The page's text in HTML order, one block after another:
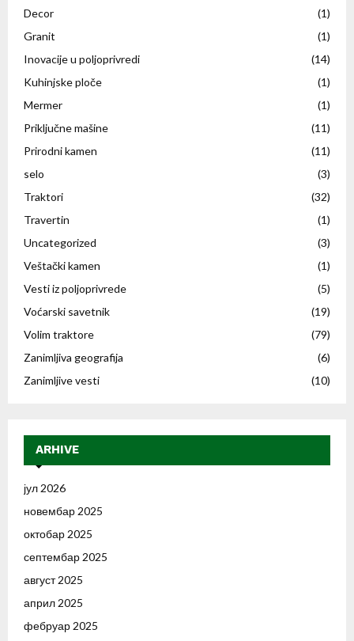
Decor
(1)
Granit
(1)
Inovacije u poljoprivredi
(14)
Kuhinjske ploče
(1)
Mermer
(1)
Priključne mašine
(11)
Prirodni kamen
(11)
selo
(3)
Traktori
(32)
Travertin
(1)
Uncategorized
(3)
Veštački kamen
(1)
Vesti iz poljoprivrede
(5)
Voćarski savetnik
(19)
Volim traktore
(79)
Zanimljiva geografija
(6)
Zanimljive vesti
(10)
ARHIVE
јул 2026
новембар 2025
октобар 2025
септембар 2025
август 2025
април 2025
фебруар 2025